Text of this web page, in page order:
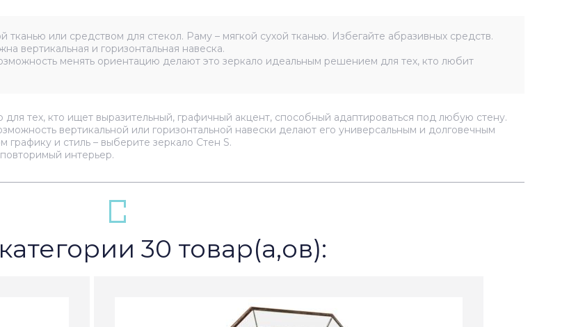
тканью или средством для стекол. Раму – мягкой сухой тканью. Избегайте абразивных средств.
вертикальная и горизонтальная навеска.
менять ориентацию делают это зеркало идеальным решением для тех, кто любит
тех, кто ищет выразительный, графичный акцент, способный адаптироваться под любую стену.
вертикальной или горизонтальной навески делают его универсальным и долговечным
и стиль – выберите зеркало Стен S.
интерьер.
30 товар(а,ов):